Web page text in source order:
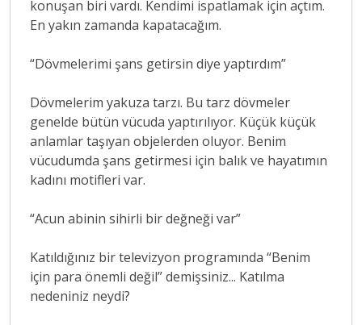
konuşan biri vardı. Kendimi ispatlamak için açtım.
En yakın zamanda kapatacağım.
“Dövmelerimi şans getirsin diye yaptırdım”
Dövmelerim yakuza tarzı. Bu tarz dövmeler
genelde bütün vücuda yaptırılıyor. Küçük küçük
anlamlar taşıyan objelerden oluyor. Benim
vücudumda şans getirmesi için balık ve hayatımın
kadını motifleri var.
“Acun abinin sihirli bir değneği var”
Katıldığınız bir televizyon programında “Benim
için para önemli değil” demişsiniz... Katılma
nedeniniz neydi?